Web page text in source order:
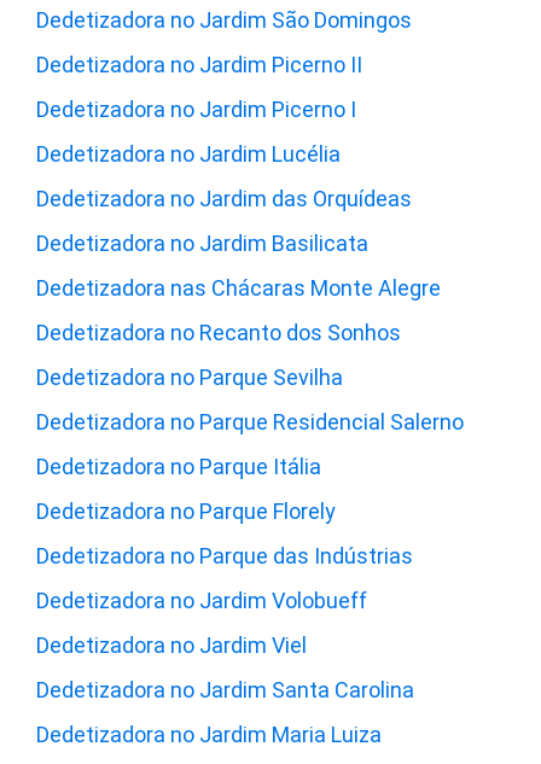
Dedetizadora no Jardim São Domingos
Dedetizadora no Jardim Picerno II
Dedetizadora no Jardim Picerno I
Dedetizadora no Jardim Lucélia
Dedetizadora no Jardim das Orquídeas
Dedetizadora no Jardim Basilicata
Dedetizadora nas Chácaras Monte Alegre
Dedetizadora no Recanto dos Sonhos
Dedetizadora no Parque Sevilha
Dedetizadora no Parque Residencial Salerno
Dedetizadora no Parque Itália
Dedetizadora no Parque Florely
Dedetizadora no Parque das Indústrias
Dedetizadora no Jardim Volobueff
Dedetizadora no Jardim Viel
Dedetizadora no Jardim Santa Carolina
Dedetizadora no Jardim Maria Luiza